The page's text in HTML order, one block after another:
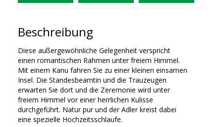
Beschreibung
Diese außergewöhnliche Gelegenheit verspricht
einen romantischen Rahmen unter freiem Himmel.
Mit einem Kanu fahren Sie zu einer kleinen einsamen
Insel. Die Standesbeamtin und die Trauzeugen
erwarten Sie dort und die Zeremonie wird unter
freiem Himmel vor einer herrlichen Kulisse
durchgeführt. Natur pur und der Adler kreist dabei
eine spezielle Hochzeitsschlaufe.